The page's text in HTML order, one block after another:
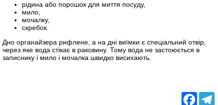
рідина або порошок для миття посуду,
мило,
мочалку,
скребок.
Дно органайзера рифлене, а на дні виїмки є спеціальний отвір,
через яке вода стікає в раковину. Тому вода не застоюється в
записнику і мило і мочалка швидко висихають.